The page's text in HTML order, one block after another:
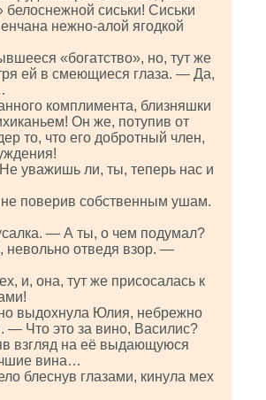
сиськи! Сиськи
нежно-алой ягодкой
«богатство», но, тут же
ей в смеющиеся глаза. — Да,
комплимента, близняшки
Он же, потупив от
то, что его добротный член,
уважишь ли, ты, теперь нас и
поверив собственным ушам.
— А ты, о чем подумал?
отведя взор. —
и, она, тут же присосалась к
выдохнула Юлия, небрежно
— Что это за вино, Василис?
взгляд на её выдающуюся
вина…
блеснув глазами, кинула мех